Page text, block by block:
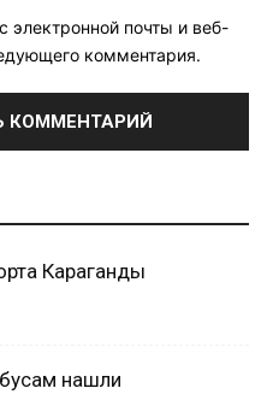
электронной почты и веб-
комментария.
Караганды
нашли